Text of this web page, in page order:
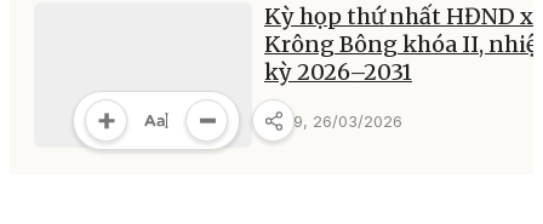
Kỳ họp thứ nhất HĐND
Krông Bông khóa II,
kỳ 2026–2031
16:59, 26/03/2026